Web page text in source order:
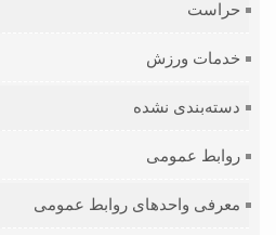
حراست
خدمات ورزش
دسته‌بندی نشده
روابط عمومی
معرفی واحدهای روابط عمومی